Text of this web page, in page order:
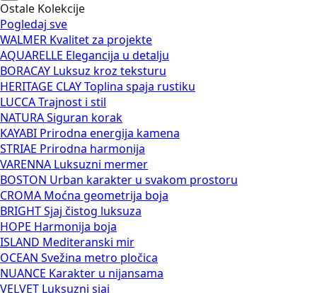
Ostale Kolekcije
Pogledaj sve
WALMER Kvalitet za projekte
AQUARELLE Elegancija u detalju
BORACAY Luksuz kroz teksturu
HERITAGE CLAYToplina spaja rustiku
LUCCATrajnost i stil
NATURASiguran korak
KAYABI Prirodna energija kamena
STRIAE Prirodna harmonija
VARENNA Luksuzni mermer
BOSTON Urban karakter u svakom prostoru
CROMA Moćna geometrija boja
BRIGHTSjaj čistog luksuza
HOPE Harmonija boja
ISLAND Mediteranski mir
OCEAN Svežina metro pločica
NUANCE Karakter u nijansama
VELVET Luksuzni sjaj